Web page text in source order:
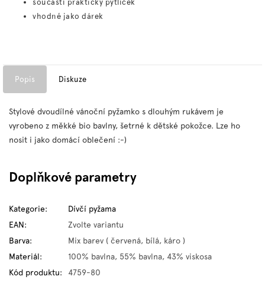
součástí praktický pytlíček
vhodné jako dárek
Popis Diskuze
Stylové dvoudílné vánoční pyžamko s dlouhým rukávem je
vyrobeno z měkké bio bavlny, šetrné k dětské pokožce. Lze ho
nosit i jako domácí oblečení :-)
Doplňkové parametry
Kategorie:
Dívčí pyžama
EAN:
Zvolte variantu
Barva:
Mix barev ( červená, bílá, káro )
Materiál:
100% bavlna, 55% bavlna, 43% viskosa
Kód produktu:
4759-80